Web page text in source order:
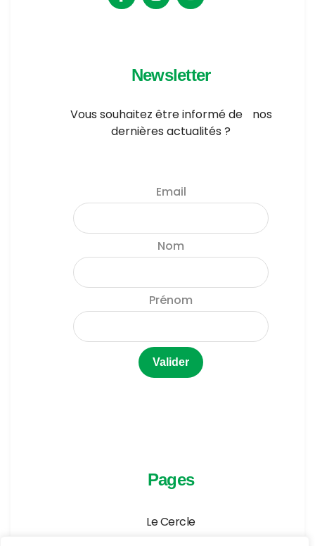
Newsletter
Vous souhaitez être informé de nos
dernières actualités ?
Email
Nom
Prénom
Pages
Le Cercle